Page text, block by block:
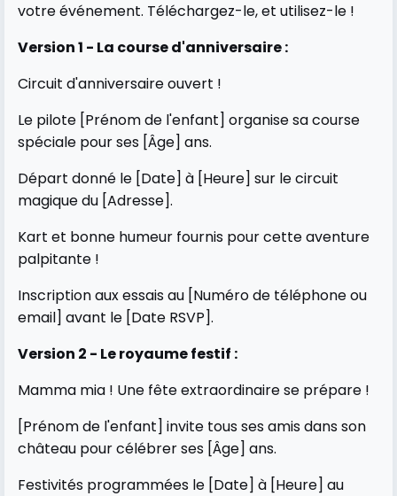
votre événement. Téléchargez-le, et utilisez-le !
Version 1 - La course d'anniversaire :
Circuit d'anniversaire ouvert !
Le pilote [Prénom de l'enfant] organise sa course
spéciale pour ses [Âge] ans.
Départ donné le [Date] à [Heure] sur le circuit
magique du [Adresse].
Kart et bonne humeur fournis pour cette aventure
palpitante !
Inscription aux essais au [Numéro de téléphone ou
email] avant le [Date RSVP].
Version 2 - Le royaume festif :
Mamma mia ! Une fête extraordinaire se prépare !
[Prénom de l'enfant] invite tous ses amis dans son
château pour célébrer ses [Âge] ans.
Festivités programmées le [Date] à [Heure] au